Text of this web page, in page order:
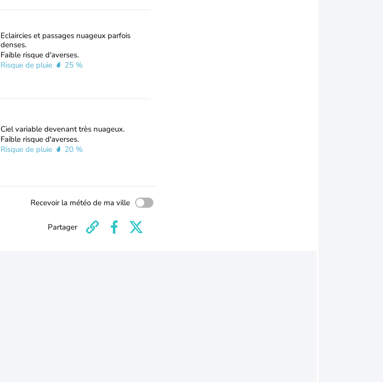
Eclaircies et passages nuageux parfois
denses.
Faible risque d'averses.
Risque de pluie
25 %
Ciel variable devenant très nuageux.
Faible risque d'averses.
Risque de pluie
20 %
Recevoir la météo de ma ville
Partager